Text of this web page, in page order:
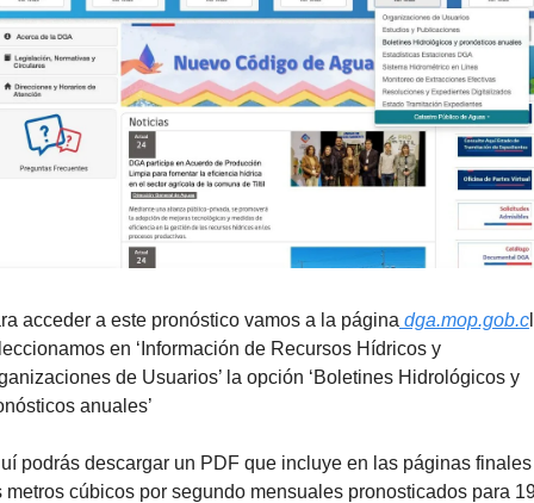
acceder a este pronóstico vamos a la página dga.mop.gob.c
en ‘Información de Recursos Hídricos y
de Usuarios’ la opción ‘Boletines Hidrológicos y
anuales’
podrás descargar un PDF que incluye en las páginas finales
metros cúbicos por segundo mensuales pronosticados para